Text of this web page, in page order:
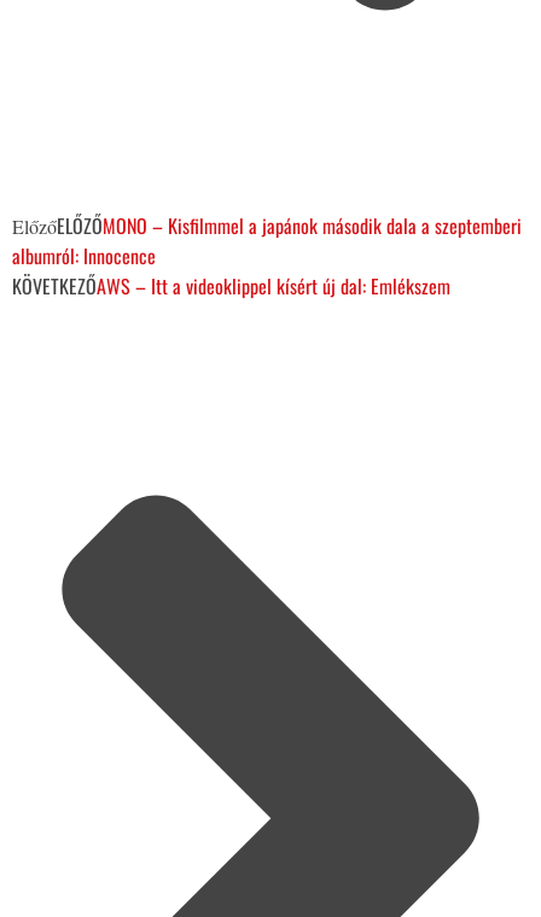
ElőzőELŐZŐMONO – Kisfilmmel a japánok második dala a szeptemberi
albumról: Innocence
KÖVETKEZŐAWS – Itt a videoklippel kísért új dal: Emlékszem